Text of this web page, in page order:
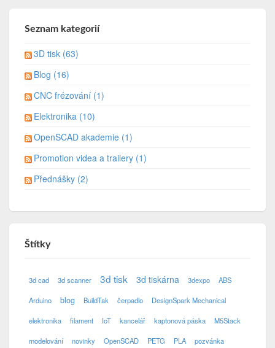
Seznam kategorií
3D tisk (63)
Blog (16)
CNC frézování (1)
Elektronika (10)
OpenSCAD akademie (1)
Promotion videa a trailery (1)
Přednášky (2)
Štítky
3d cad 3d scanner 3d tisk 3d tiskárna 3dexpo ABS
Arduino blog BuildTak čerpadlo DesignSpark Mechanical
elektronika filament IoT kancelář kaptonová páska M5Stack
modelování novinky OpenSCAD PETG PLA pozvánka